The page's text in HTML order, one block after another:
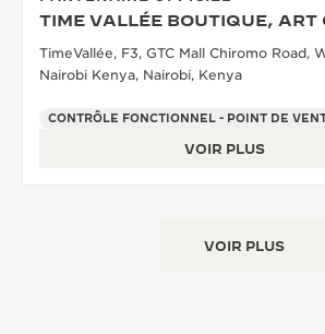
TIME VALLÉE BOUTIQUE, ART
TimeVallée, F3, GTC Mall Chiromo Road,
Nairobi Kenya, Nairobi, Kenya
CONTRÔLE FONCTIONNEL - POINT DE
VOIR PLUS
VOIR PLUS